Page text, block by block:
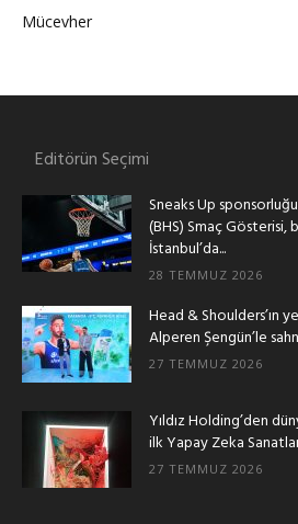
Mücevher
Editörün Seçimi
Sneaks Up
(BHS) Smaç Gösterisi,
İstanbul’da...
28 TEMMUZ 2026
Head & Shoulders’ın
Alperen Şengün’le
27 TEMMUZ 2026
Yıldız Holding’den
ilk Yapay Zeka
27 TEMMUZ 2026